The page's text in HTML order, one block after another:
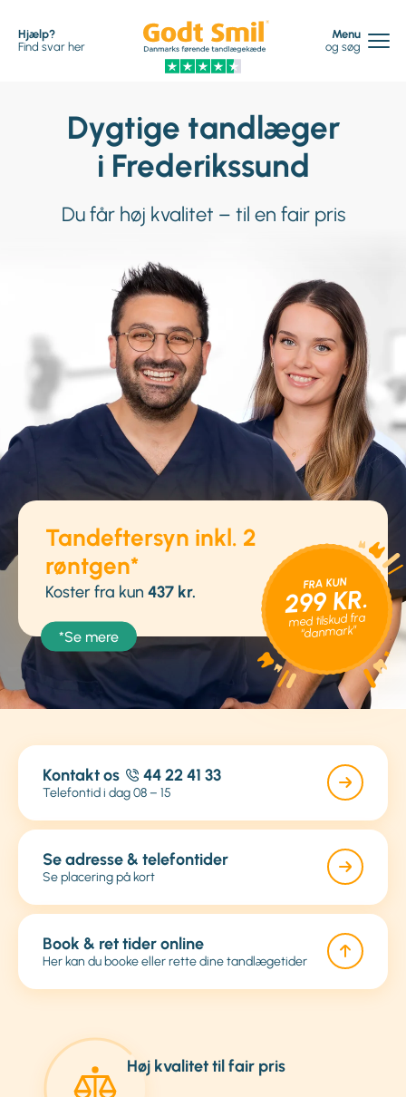
Hjælp?
Find svar her
Menu
og søg
Dygtige tandlæger
i Frederikssund
Du får høj kvalitet – til en fair pris
Tandeftersyn inkl. 2
røntgen*
Koster fra kun 437 kr.
*Se mere
FRA KUN
299 KR.
med tilskud fra
“danmark”
Kontakt os 44 22 41 33
Telefontid i dag 08 – 15
Se adresse & telefontider
Se placering på kort
Book & ret tider online
Her kan du booke eller rette dine tandlægetider
Høj kvalitet til fair pris